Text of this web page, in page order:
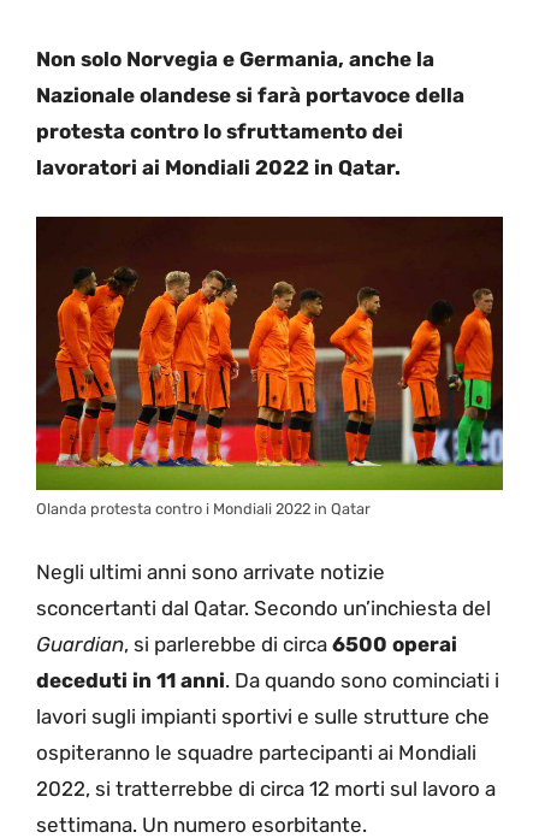
Non solo Norvegia e Germania, anche la
Nazionale olandese si farà portavoce della
protesta contro lo sfruttamento dei
lavoratori ai Mondiali 2022 in Qatar.
Olanda protesta contro i Mondiali 2022 in Qatar
Negli ultimi anni sono arrivate notizie
sconcertanti dal Qatar. Secondo un’inchiesta del
Guardian, si parlerebbe di circa 6500 operai
deceduti in 11 anni. Da quando sono cominciati i
lavori sugli impianti sportivi e sulle strutture che
ospiteranno le squadre partecipanti ai Mondiali
2022, si tratterrebbe di circa 12 morti sul lavoro a
settimana. Un numero esorbitante.